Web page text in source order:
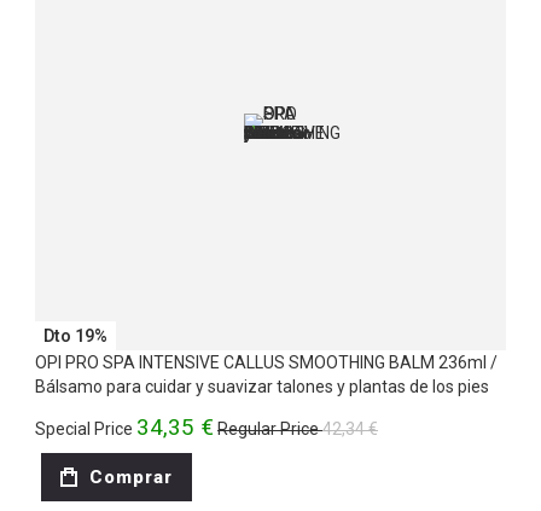
Dto 19%
OPI PRO SPA INTENSIVE CALLUS SMOOTHING BALM 236ml /
Bálsamo para cuidar y suavizar talones y plantas de los pies
Special Price 34,35 € Regular Price42,34 €
Comprar